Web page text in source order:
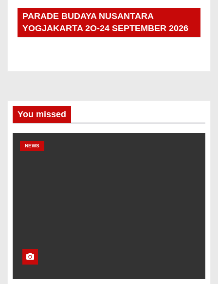
PARADE BUDAYA NUSANTARA
YOGJAKARTA 2O-24 SEPTEMBER 2026
You missed
NEWS